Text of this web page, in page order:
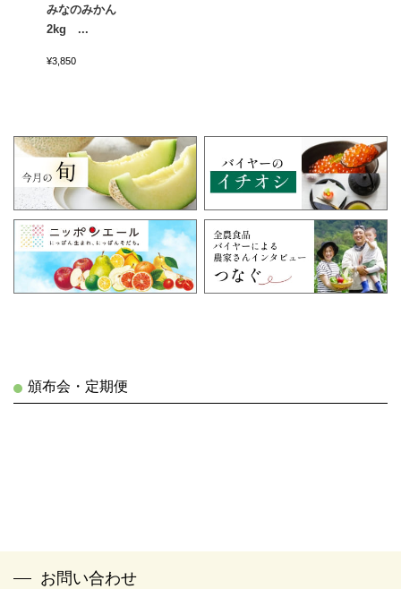
みなのみかん
2kg ...
¥3,850
頒布会・定期便
お問い合わせ